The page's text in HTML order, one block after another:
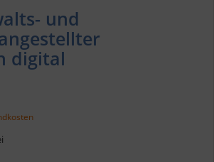
und
digital